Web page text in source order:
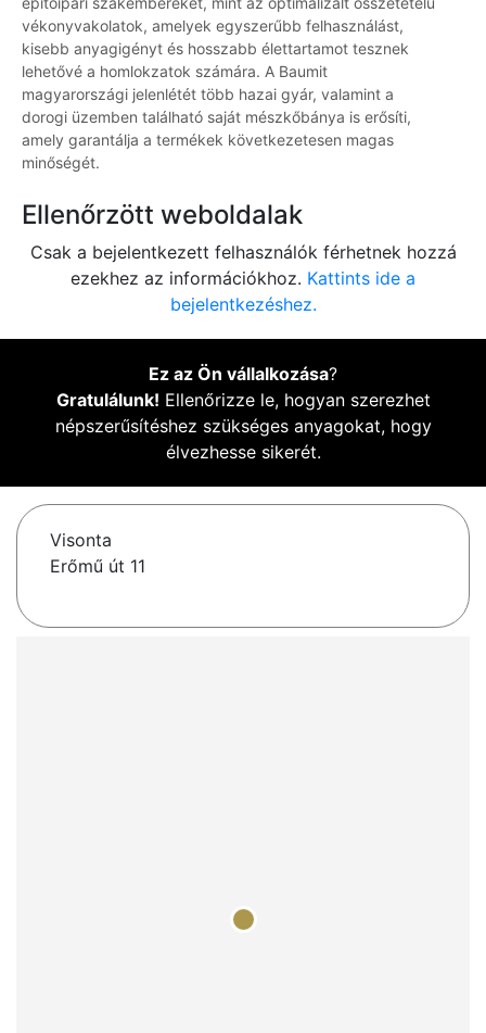
vékonyvakolatok, amelyek egyszerűbb felhasználást,
kisebb anyagigényt és hosszabb élettartamot tesznek
lehetővé a homlokzatok számára. A Baumit
magyarországi jelenlétét több hazai gyár, valamint a
dorogi üzemben található saját mészkőbánya is erősíti,
amely garantálja a termékek következetesen magas
minőségét.
Ellenőrzött weboldalak
Csak a bejelentkezett felhasználók férhetnek hozzá
ezekhez az információkhoz. Kattints ide a
bejelentkezéshez.
Ez az Ön vállalkozása?
Gratulálunk! Ellenőrizze le, hogyan szerezhet
népszerűsítéshez szükséges anyagokat, hogy
élvezhesse sikerét.
Visonta
Erőmű út 11